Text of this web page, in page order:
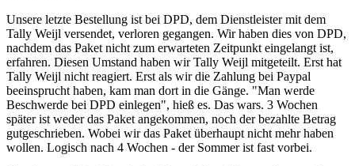
Unsere letzte Bestellung ist bei DPD, dem Dienstleister mit dem
Tally Weijl versendet, verloren gegangen. Wir haben dies von DPD,
nachdem das Paket nicht zum erwarteten Zeitpunkt eingelangt ist,
erfahren. Diesen Umstand haben wir Tally Weijl mitgeteilt. Erst hat
Tally Weijl nicht reagiert. Erst als wir die Zahlung bei Paypal
beeinsprucht haben, kam man dort in die Gänge. "Man werde
Beschwerde bei DPD einlegen", hieß es. Das wars. 3 Wochen
später ist weder das Paket angekommen, noch der bezahlte Betrag
gutgeschrieben. Wobei wir das Paket überhaupt nicht mehr haben
wollen. Logisch nach 4 Wochen - der Sommer ist fast vorbei.